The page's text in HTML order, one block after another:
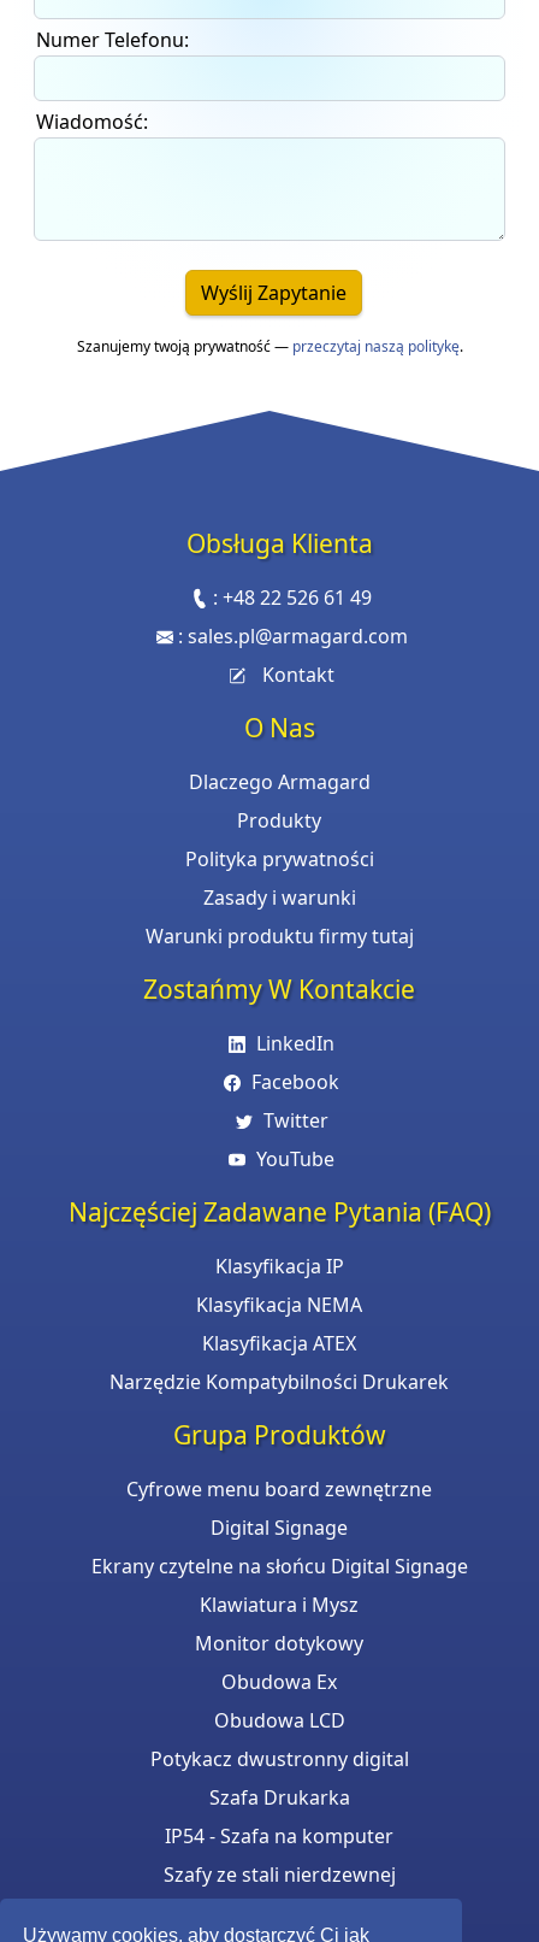
Używamy cookies, aby dostarczyć Ci jak
Numer Telefonu:
Wiadomość:
Wyślij Zapytanie
Szanujemy twoją prywatność — przeczytaj naszą politykę.
Obsługa Klienta
:+48 22 526 61 49
: sales.pl@armagard.com
Kontakt
O Nas
Dlaczego Armagard
Produkty
Polityka prywatności
Zasady i warunki
Warunki produktu firmy tutaj
Zostańmy W Kontakcie
LinkedIn
Facebook
Twitter
YouTube
Najczęściej Zadawane Pytania (FAQ)
Klasyfikacja IP
Klasyfikacja NEMA
Klasyfikacja ATEX
Narzędzie Kompatybilności Drukarek
Grupa Produktów
Cyfrowe menu board zewnętrzne
Digital Signage
Ekrany czytelne na słońcu Digital Signage
Klawiatura i Mysz
Monitor dotykowy
Obudowa Ex
Obudowa LCD
Potykacz dwustronny digital
Szafa Drukarka
IP54 - Szafa na komputer
Szafy ze stali nierdzewnej